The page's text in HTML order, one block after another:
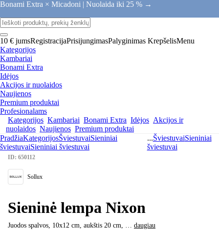
Bonami Extra × Micadoni | Nuolaida iki 25 % →
10 € jumsRegistracijaPrisijungimasPalyginimas KrepšelisMenu
Kategorijos
Kambariai
Bonami Extra
Idėjos
Akcijos ir nuolaidos
Naujienos
Premium produktai
Profesionalams
Kategorijos Kambariai Bonami Extra Idėjos Akcijos ir
nuolaidos Naujienos Premium produktai
PradžiaKategorijosŠviestuvaiSieniniai
šviestuvaiSieniniai šviestuvai
...ŠviestuvaiSieniniai
šviestuvai
ID: 650112
Sollux
Sieninė lempa Nixon
Juodos spalvos, 10x12 cm, aukštis 20 cm, … daugiau